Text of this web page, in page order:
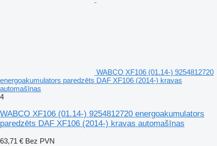
WABCO XF106 (01.14-) 9254812720
energoakumulators paredzēts DAF XF106 (2014-) kravas
automašīnas
4
WABCO XF106 (01.14-) 9254812720 energoakumulators
paredzēts DAF XF106 (2014-) kravas automašīnas
63,71 € Bez PVN